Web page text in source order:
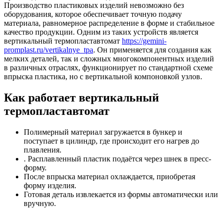
Производство пластиковых изделий невозможно без
оборудования, которое обеспечивает точную подачу
материала, равномерное распределение в форме и стабильное
качество продукции. Одним из таких устройств является
вертикальный термопластавтомат https://gemini-
promplast.ru/vertikalnye_tpa. Он применяется для создания как
мелких деталей, так и сложных многокомпонентных изделий
в различных отраслях, функционирует по стандартной схеме
впрыска пластика, но с вертикальной компоновкой узлов.
Как работает вертикальный
термопластавтомат
Полимерный материал загружается в бункер и
поступает в цилиндр, где происходит его нагрев до
плавления.
. Расплавленный пластик подаётся через шнек в пресс-
форму.
После впрыска материал охлаждается, приобретая
форму изделия.
Готовая деталь извлекается из формы автоматически или
вручную.